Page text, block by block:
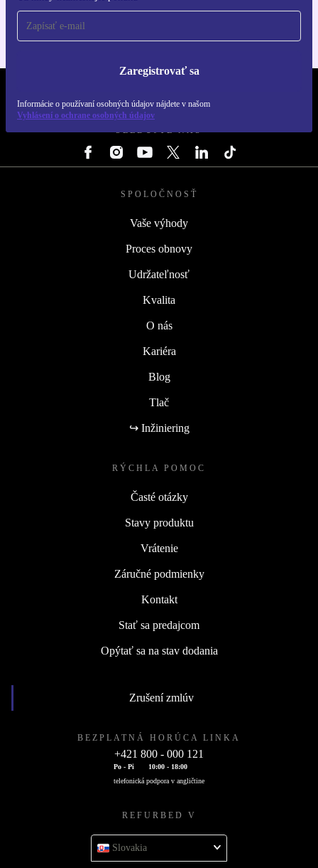
Zaregistrovať sa
Informácie o používaní osobných údajov nájdete v našom
Vyhlásení o ochrane osobných údajov
SLEDUJTE NÁS
SPOLOČNOSŤ
Vaše výhody
Proces obnovy
Udržateľnosť
Kvalita
O nás
Kariéra
Blog
Tlač
↪ Inžiniering
RÝCHLA POMOC
Časté otázky
Stavy produktu
Vrátenie
Záručné podmienky
Kontakt
Stať sa predajcom
Opýtať sa na stav dodania
Zrušení zmlúv
BEZPLATNÁ HORÚCA LINKA
+421 800 - 000 121
Po - Pi
10:00 - 18:00
telefonická podpora v angličtine
REFURBED V
Slovakia